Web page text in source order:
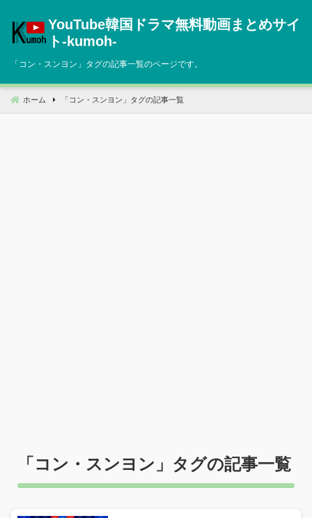
へ
動
YouTube韓国ドラマ無料動画まとめサイ
ト‐kumoh‐
「 コン・スンヨン 」タグの記事一覧のページです。
ホーム 「 コン・スンヨン 」タグの記事一覧
「コン・スンヨン 」タグの記事一覧